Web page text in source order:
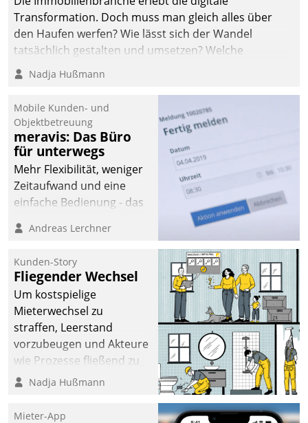
Transformation. Doch muss man gleich alles über
den Haufen werfen? Wie lässt sich der Wandel
tatsächlich gestalten und umsetzen? Welche
Argumente zählen wirklich?
Nadja Hußmann
Mobile Kunden- und
Objektbetreuung
meravis: Das Büro
für unterwegs
Mehr Flexibilität, weniger
Zeitaufwand und eine
einfache Bedienung - das
Cockpit für mobile
Datatrain. Die meravis
Wohnungsbau- und
Immobilien GmbH hat
sich dabei für den Betrieb
der Lösung über die SAP
Cloud Platform
entschieden - als erstes
Unternehmen am
Andreas Lerchner
Kunden-Story
Fliegender Wechsel
Um kostspielige
Mieterwechsel zu
straffen, Leerstand
vorzubeugen und Akteure
wie Prozesse fließend zu
vernetzen, nutzt die
Jahresbeginn eine
Nadja Hußmann
Mieter-App